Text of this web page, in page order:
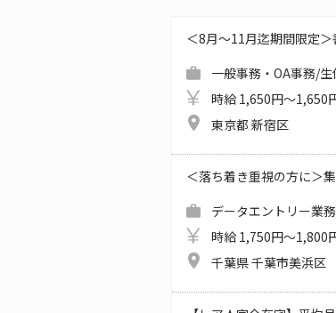
＜8月～11月迄期間限定
一般事務・OA事務/生
時給 1,650円～1,650
東京都 新宿区
＜落ち着き重視の方に＞
データエントリー業
時給 1,750円～1,800
千葉県 千葉市美浜区